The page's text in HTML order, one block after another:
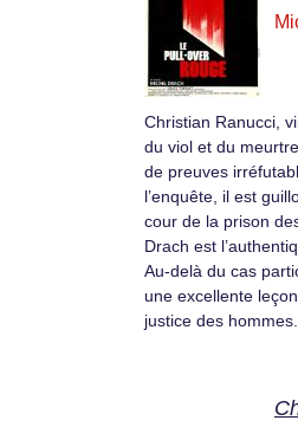
Christian Ranucci,
du viol et du
de preuves
l’enquête, il est
cour de la prison
Drach est
Au-delà du cas
une excellente
justice des hommes.